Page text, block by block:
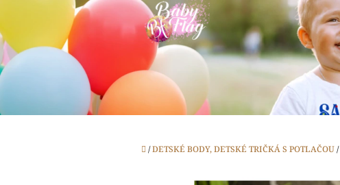
obsah
Domov
/DETSKÉ BODY, DETSKÉ TRIČKÁ S POTLAČOU/